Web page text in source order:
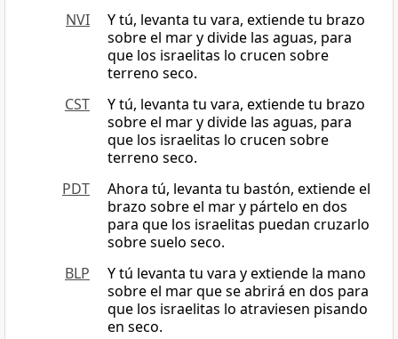
NVI
Y tú, levanta tu vara, extiende tu brazo
sobre el mar y divide las aguas, para
que los israelitas lo crucen sobre
terreno seco.
CST
Y tú, levanta tu vara, extiende tu brazo
sobre el mar y divide las aguas, para
que los israelitas lo crucen sobre
terreno seco.
PDT
Ahora tú, levanta tu bastón, extiende el
brazo sobre el mar y pártelo en dos
para que los israelitas puedan cruzarlo
sobre suelo seco.
BLP
Y tú levanta tu vara y extiende la mano
sobre el mar que se abrirá en dos para
que los israelitas lo atraviesen pisando
en seco.